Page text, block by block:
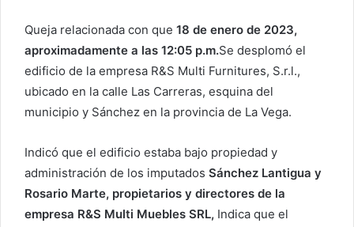
n
i
c
Queja relacionada con que 18 de enero de 2023,
aproximadamente a las 12:05 p.m.Se desplomó el
edificio de la empresa R&S Multi Furnitures, S.r.l.,
ubicado en la calle Las Carreras, esquina del
municipio y Sánchez en la provincia de La Vega.
Indicó que el edificio estaba bajo propiedad y
administración de los imputados Sánchez Lantigua y
Rosario Marte, propietarios y directores de la
empresa R&S Multi Muebles SRL, Indica que el